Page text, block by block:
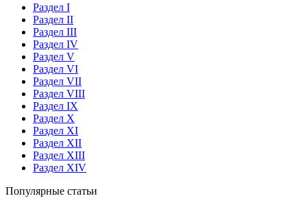
Раздел I
Раздел II
Раздел III
Раздел IV
Раздел V
Раздел VI
Раздел VII
Раздел VIII
Раздел IX
Раздел X
Раздел XI
Раздел XII
Раздел XIII
Раздел XIV
Популярные статьи